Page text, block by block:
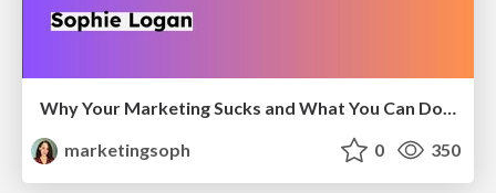
Why Your Marketing Sucks and What You Can Do About It - Sophie Logan
marketingsoph
0 350